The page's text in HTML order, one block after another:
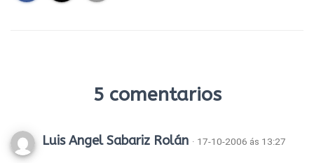
5 comentarios
Luis Angel Sabariz Rolán · 17-10-2006 ás 13:27